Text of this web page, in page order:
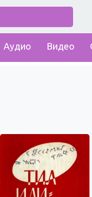
Аудио Видео